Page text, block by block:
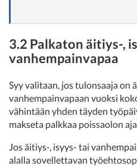
3.2 Palkaton äitiys-,
vanhempainvapaa
Syy valitaan, jos tulonsaaja on
vanhempainvapaan vuoksi
vähintään yhden täyden
makseta palkkaa poissaolon
Jos äitiys-, isyys- tai
alalla sovellettavan